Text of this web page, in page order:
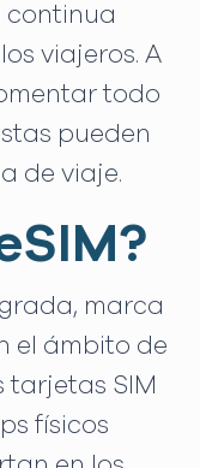
continua
viajeros. A
todo
pueden
de viaje.
marca
el ámbito de
tarjetas SIM
físicos